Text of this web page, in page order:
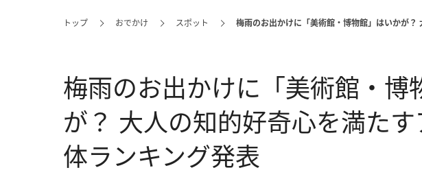
トップ おでかけ スポット 梅雨のお出かけに「美術館・博物館」はいかが
梅雨のお出かけに「美術館・博
が？ 大人の知的好奇心を満た
体ランキング発表